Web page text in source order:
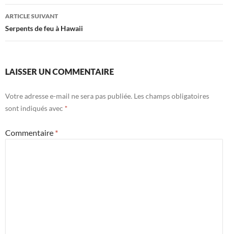
articles
ARTICLE SUIVANT
Serpents de feu à Hawaii
LAISSER UN COMMENTAIRE
Votre adresse e-mail ne sera pas publiée. Les champs obligatoires
sont indiqués avec *
Commentaire *